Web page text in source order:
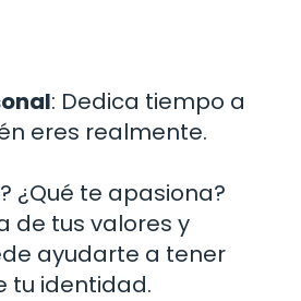
: Dedica tiempo a
eres realmente.
¿Qué te apasiona?
de tus valores y
ayudarte a tener
tu identidad.